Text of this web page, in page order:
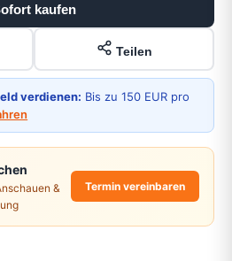
kaufen
Teilen
verdienen: Bis zu 150 EUR pro
&
Termin vereinbaren